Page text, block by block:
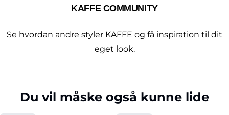
KAFFE COMMUNITY
Se hvordan andre styler KAFFE og få inspiration til dit
eget look.
Du vil måske også kunne lide